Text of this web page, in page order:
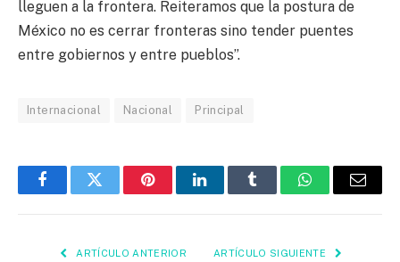
lleguen a la frontera. Reiteramos que la postura de
México no es cerrar fronteras sino tender puentes
entre gobiernos y entre pueblos”.
Internacional Nacional Principal
FacebookTwitter PinterestLinkedInTumblr WhatsAppEmail
ARTÍCULO ANTERIOR ARTÍCULO SIGUIENTE